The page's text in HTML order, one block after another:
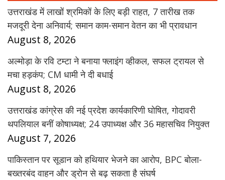
उत्तराखंड में लाखों श्रमिकों के लिए बड़ी राहत, 7 तारीख तक
मजदूरी देना अनिवार्य; समान काम-समान वेतन का भी प्रावधान
August 8, 2026
अल्मोड़ा के रवि टम्टा ने बनाया फ्लाइंग व्हीकल, सफल ट्रायल से
मचा हड़कंप; CM धामी ने दी बधाई
August 8, 2026
उत्तराखंड कांग्रेस की नई प्रदेश कार्यकारिणी घोषित, गोदावरी
थपलियाल बनीं कोषाध्यक्ष; 24 उपाध्यक्ष और 36 महासचिव नियुक्त
August 7, 2026
पाकिस्तान पर सूडान को हथियार भेजने का आरोप, BPC बोला-
बख्तरबंद वाहन और ड्रोन से बढ़ सकता है संघर्ष